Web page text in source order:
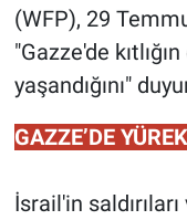
(WFP), 29
"Gazze'de
yaşandığını"
GAZZE’DE
İsrail'in